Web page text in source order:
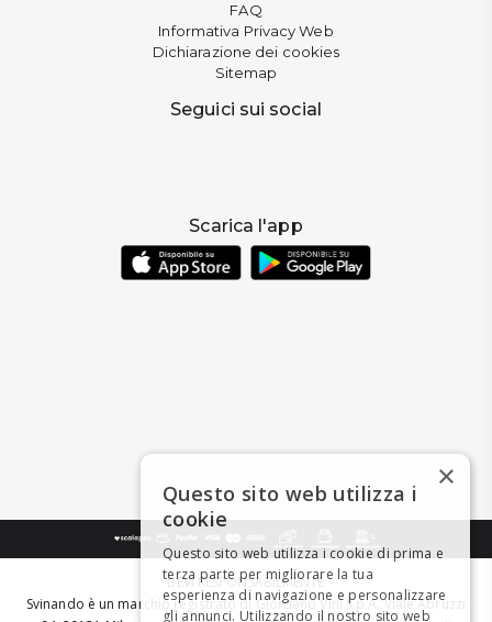
FAQ
Informativa Privacy Web
Dichiarazione dei cookies
Sitemap
Seguici sui social
Scarica l'app
BEVI RESPONSABILMENTE
Svinando è un marchio registrato di Giordano Vini S.p.A. Viale Abruzzi
×
Questo sito web utilizza i
cookie
Questo sito web utilizza i cookie di prima e
terza parte per migliorare la tua
esperienza di navigazione e personalizzare
gli annunci. Utilizzando il nostro sito web